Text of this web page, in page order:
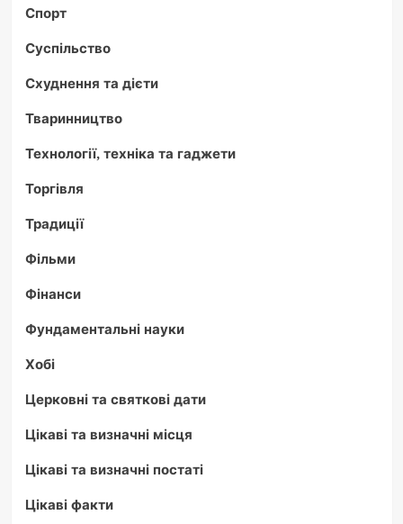
Спорт
Суспільство
Схуднення та дієти
Тваринництво
Технології, техніка та гаджети
Торгівля
Традиції
Фільми
Фінанси
Фундаментальні науки
Хобі
Церковні та святкові дати
Цікаві та визначні місця
Цікаві та визначні постаті
Цікаві факти